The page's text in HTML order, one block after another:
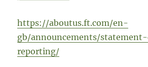
https://aboutus.ft.com/en-
gb/announcements/
reporting/